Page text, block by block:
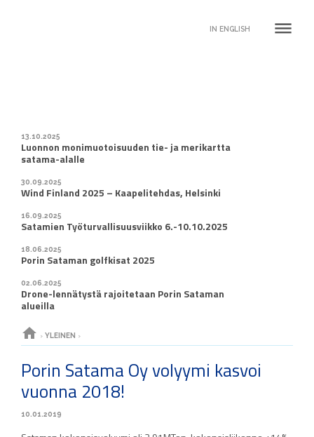
IN ENGLISH dehaze
13.10.2025
Luonnon monimuotoisuuden tie- ja merikartta
satama-alalle
30.09.2025
Wind Finland 2025 – Kaapelitehdas, Helsinki
16.09.2025
Satamien Työturvallisuusviikko 6.-10.10.2025
18.06.2025
Porin Sataman golfkisat 2025
02.06.2025
Drone-lennätystä rajoitetaan Porin Sataman
alueilla
home › YLEINEN ›
Porin Satama Oy volyymi kasvoi
vuonna 2018!
10.01.2019